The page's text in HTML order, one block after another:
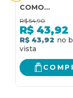
COMO
REDUZIR O
MELHORAR O
DIMINUIR A
R$ 54,90
R$ 43,92
R$ 43,92